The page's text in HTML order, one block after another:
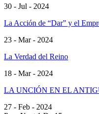
30 - Jul - 2024
La Acción de “Dar” y el
23 - Mar - 2024
La Verdad del Reino
18 - Mar - 2024
LA UNCIÓN EN EL
27 - Feb - 2024